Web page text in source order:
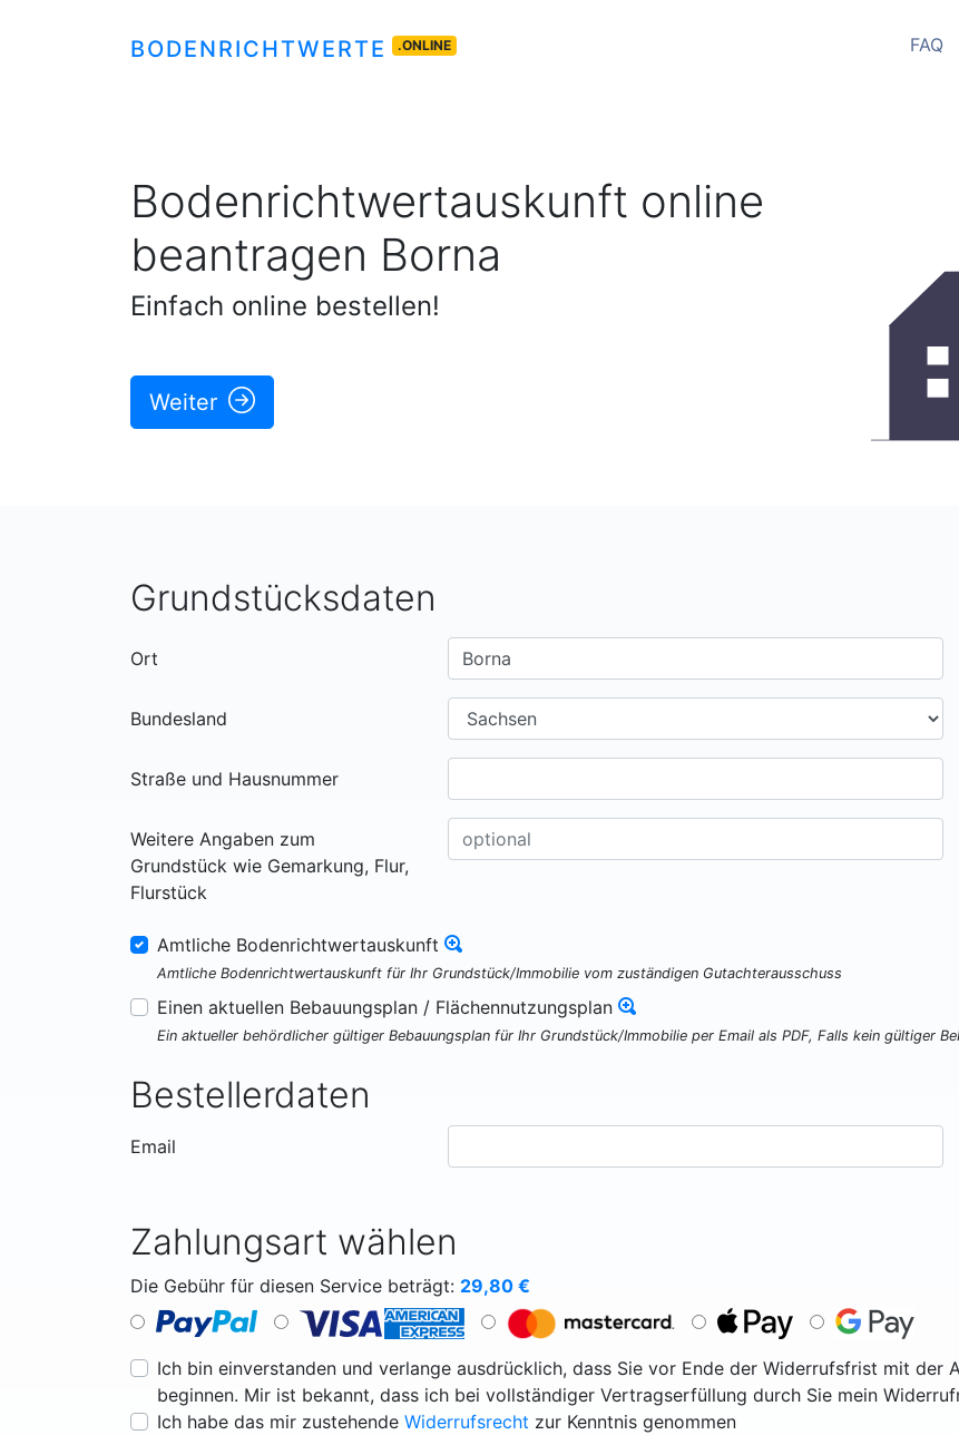
BODENRICHTWERTE .ONLINE FAQ
Bodenrichtwertauskunft online
beantragen Borna
Einfach online bestellen!
Weiter
Grundstücksdaten
Ort
Bundesland
Straße und Hausnummer
Weitere Angaben zum
Grundstück wie Gemarkung, Flur,
Flurstück
Amtliche Bodenrichtwertauskunft
Amtliche Bodenrichtwertauskunft für Ihr Grundstück/Immobilie vom zuständigen Gutachterausschuss
Einen aktuellen Bebauungsplan / Flächennutzungsplan
Ein aktueller behördlicher gültiger Bebauungsplan für Ihr Grundstück/Immobilie per Email als PDF, Falls kein gültiger
Bestellerdaten
Email
Zahlungsart wählen
Die Gebühr für diesen Service beträgt: 29,80 €
Ich bin einverstanden und verlange ausdrücklich, dass Sie vor Ende der Widerrufsfrist mit der
beginnen. Mir ist bekannt, dass ich bei vollständiger Vertragserfüllung durch Sie mein
Ich habe das mir zustehende Widerrufsrecht zur Kenntnis genommen